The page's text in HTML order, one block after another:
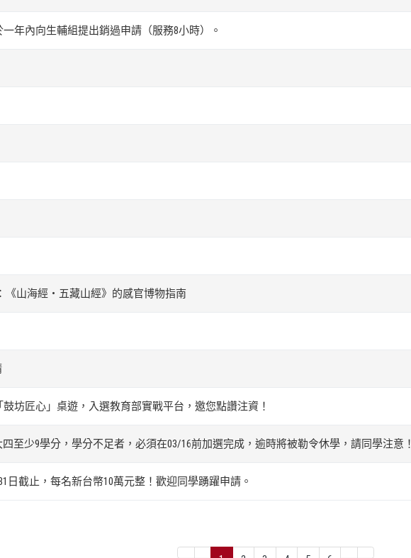
年內向生輔組提出銷過申請（服務8小時）。
《山海經・五藏山經》的感官博物指南
坊匠心」桌遊，入選教育部實戰平台，邀您點讚注資！
至少9學分，學分不足者，必須在03/16前加選完成，逾時將被勒令休學，請同學注意！
日截止，每名新台幣10萬元整！歡迎同學踴躍申請。